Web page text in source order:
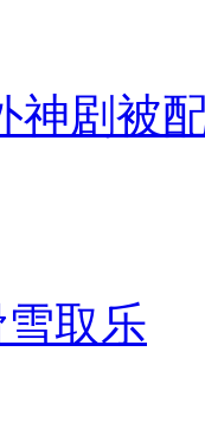
神剧被
取乐